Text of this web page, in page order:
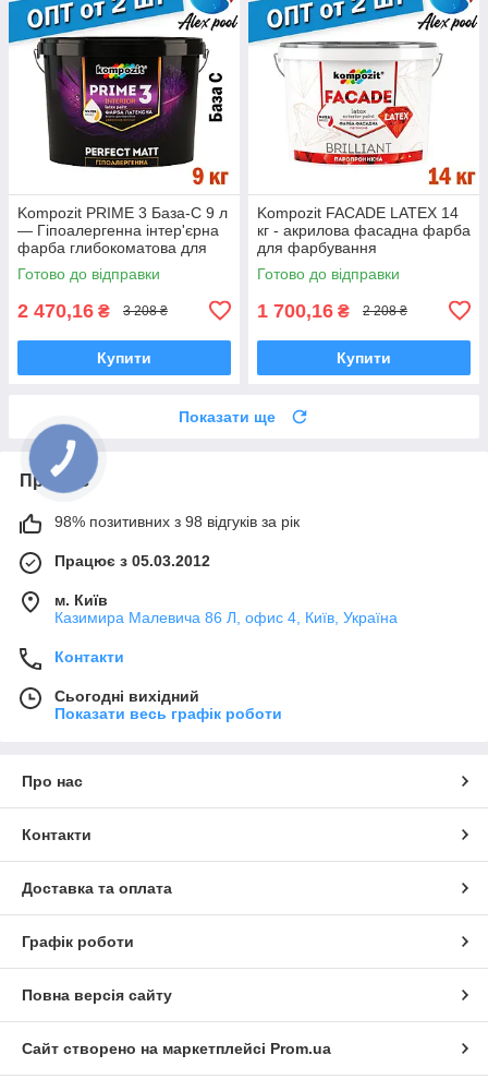
Kompozit PRIME 3 База-С 9 л
— Гіпоалергенна інтер'єрна
фарба глибокоматова для
стін і стель
Готово до відправки
2 470,16 ₴ 3 208 ₴
Купити
Kompozit FACADE LATEX 14
кг - акрилова фасадна фарба
для фарбування
мінеральних поверхонь
Готово до відправки
1 700,16 ₴ 2 208 ₴
Купити
Показати ще
Про нас
98% позитивних з 98 відгуків за рік
Працює з 05.03.2012
м. Київ
Казимира Малевича 86 Л, офис 4, Київ, Україна
Контакти
Сьогодні вихідний
Показати весь графік роботи
Про нас
Контакти
Доставка та оплата
Графік роботи
Повна версія сайту
Сайт створено на маркетплейсі Prom.ua